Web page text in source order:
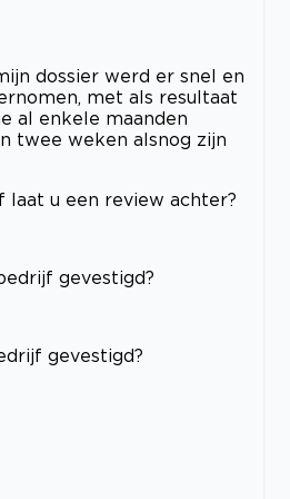
dossier werd er snel en
met als resultaat
al enkele maanden
twee weken alsnog zijn
laat u een review achter?
gevestigd?
gevestigd?